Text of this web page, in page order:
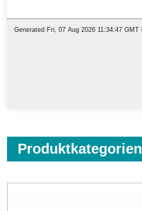
Produktkategorien